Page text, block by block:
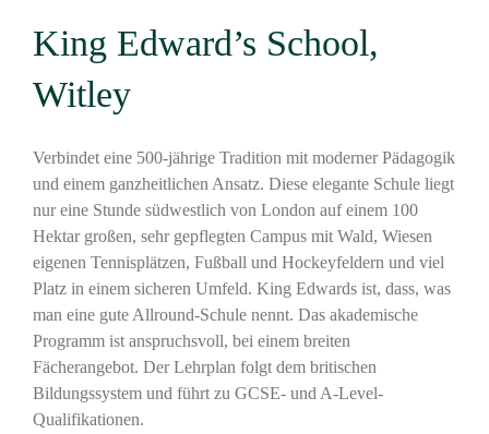
King Edward’s School,
Witley
Verbindet eine 500-jährige Tradition mit moderner Pädagogik
und einem ganzheitlichen Ansatz. Diese elegante Schule liegt
nur eine Stunde südwestlich von London auf einem 100
Hektar großen, sehr gepflegten Campus mit Wald, Wiesen
eigenen Tennisplätzen, Fußball und Hockeyfeldern und viel
Platz in einem sicheren Umfeld. King Edwards ist, dass, was
man eine gute Allround-Schule nennt. Das akademische
Programm ist anspruchsvoll, bei einem breiten
Fächerangebot. Der Lehrplan folgt dem britischen
Bildungssystem und führt zu GCSE- und A-Level-
Qualifikationen.